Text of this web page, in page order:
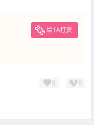
给TA打赏
0 0